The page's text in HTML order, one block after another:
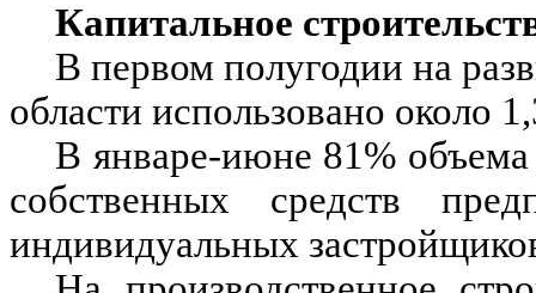
Капитальное
В первом полугодии на
области использовано около
В январе-июне 81% объема
собственных средств
индивидуальных